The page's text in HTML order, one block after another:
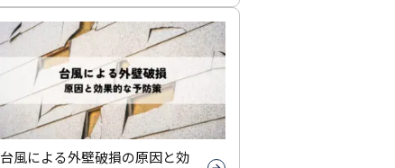
台風による外壁破損の原因と効